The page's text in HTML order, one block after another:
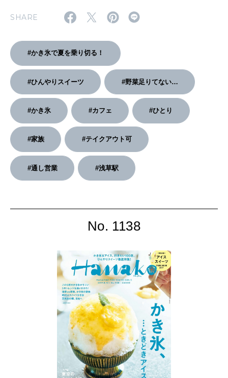
2026年2月号「良運を掴む 新・開運術。」
2026年1月号「猫がいれば、幸せ」
2025年12月号「お酒の新常識。」
SHARE
#かき氷で夏を乗り切る！
#ひんやりスイーツ #野菜足りてない…
#かき氷 #カフェ #ひとり
#家族 #テイクアウト可
#通し営業 #浅草駅
No. 1138